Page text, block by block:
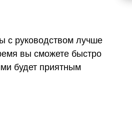
с руководством лучше
вы сможете быстро
будет приятным